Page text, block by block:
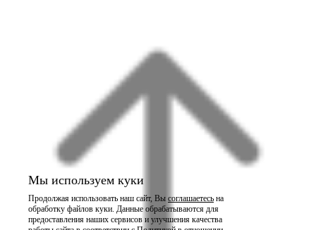
Мы используем куки
Продолжая использовать наш сайт, Вы соглашаетесь на
обработку файлов куки. Данные обрабатываются для
предоставления наших сервисов и улучшения качества